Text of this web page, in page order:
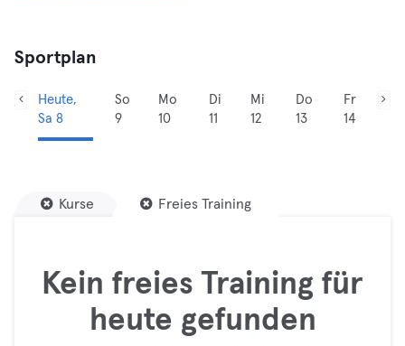
Sportplan
Heute,
Sa 8
So
9
Mo
10
Di
11
Mi
12
Do
13
Fr
14
Kurse Freies Training
Kein freies Training für
heute gefunden